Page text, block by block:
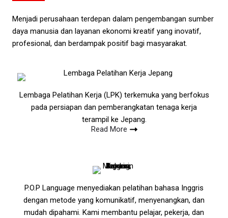
Menjadi perusahaan terdepan dalam pengembangan sumber
daya manusia dan layanan ekonomi kreatif yang inovatif,
profesional, dan berdampak positif bagi masyarakat.
Lembaga Pelatihan Kerja (LPK) terkemuka yang berfokus
pada persiapan dan pemberangkatan tenaga kerja
terampil ke Jepang.
Read More
P.O.P Language menyediakan pelatihan bahasa Inggris
dengan metode yang komunikatif, menyenangkan, dan
mudah dipahami. Kami membantu pelajar, pekerja, dan